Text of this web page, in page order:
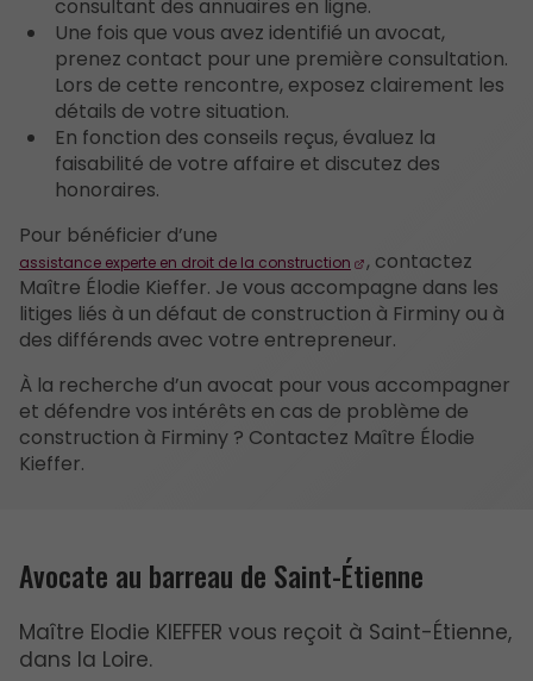
consultant des annuaires en ligne.
Une fois que vous avez identifié un avocat,
prenez contact pour une première consultation.
Lors de cette rencontre, exposez clairement les
détails de votre situation.
En fonction des conseils reçus, évaluez la
faisabilité de votre affaire et discutez des
honoraires.
Pour bénéficier d’une
assistance experte en droit de la construction
, contactez
Maître Élodie Kieffer. Je vous accompagne dans les
litiges liés à un défaut de construction à Firminy ou à
des différends avec votre entrepreneur.
À la recherche d’un avocat pour vous accompagner
et défendre vos intérêts en cas de problème de
construction à Firminy ? Contactez Maître Élodie
Kieffer.
Avocate au barreau de Saint-Étienne
Maître Elodie KIEFFER vous reçoit à Saint-Étienne,
dans la Loire.